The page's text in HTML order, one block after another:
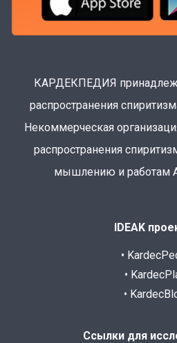
КАРДЕКПЕДИЯ
распространения
Некоммерческая
распространения
мышлению и работам
IDEAK
•
•
•
Ссылки для